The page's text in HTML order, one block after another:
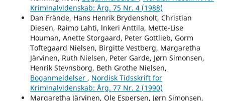
Kriminalvidenskab: Årg. 75 Nr. 4 (1988)
Dan Frände, Hans Henrik Brydensholt, Christian
Diesen, Raimo Lahti, lnkeri Anttila, Mette-Lise
Houman, Anette Storgaard, Peter Gottlieb, Gorm
Toftegaard Nielsen, Birgitte Vestberg, Margaretha
Järvinen, Ruth Nielsen, Peter Garde, Jørn Simonsen,
Henrik Stevnsborg, Beth Grothe Nielsen,
Boganmeldelser , Nordisk Tidsskrift for
Kriminalvidenskab: Årg. 77 Nr. 2 (1990)
Margaretha Järvinen, Ole Espersen, Jørn Simonsen,